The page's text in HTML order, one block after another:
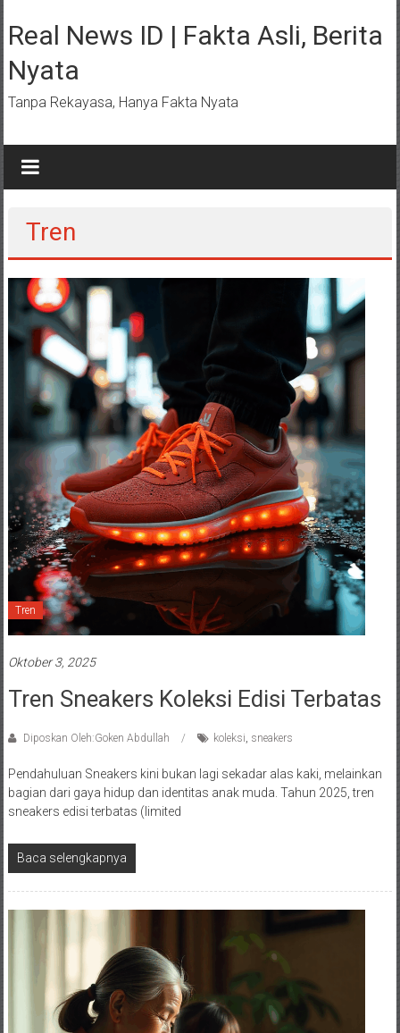
ke
konten
Real News ID | Fakta Asli, Berita
Nyata
Tanpa Rekayasa, Hanya Fakta Nyata
Tren
Tren
Oktober 3, 2025
Tren Sneakers Koleksi Edisi Terbatas
Diposkan Oleh:Goken Abdullah koleksi, sneakers
Pendahuluan Sneakers kini bukan lagi sekadar alas kaki, melainkan
bagian dari gaya hidup dan identitas anak muda. Tahun 2025, tren
sneakers edisi terbatas (limited
Baca selengkapnya